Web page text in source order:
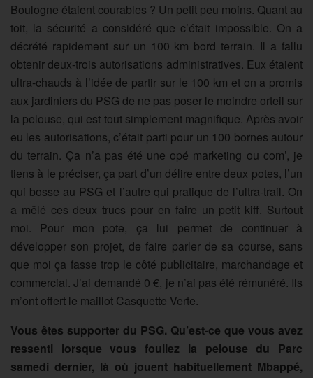
Boulogne étaient courables ? Un petit peu moins. Quant au
toit, la sécurité a considéré que c’était impossible. On a
décrété rapidement sur un 100 km bord terrain. Il a fallu
obtenir deux-trois autorisations administratives. Eux étaient
ultra-chauds à l’idée de partir sur le 100 km et on a promis
aux jardiniers du PSG de ne pas poser le moindre orteil sur
la pelouse, qui est tout simplement magnifique. Après avoir
eu les autorisations, c’était parti pour un 100 bornes autour
du terrain. Ça n’a pas été une opé marketing ou com’, je
tiens à le préciser, ça part d’un délire entre deux potes, l’un
qui bosse au PSG et l’autre qui pratique de l’ultra-trail. On
a mêlé ces deux trucs pour en faire un petit kiff. Surtout
moi. Pour mon pote, ça lui permet de continuer à
développer son projet, de faire parler de sa course, sans
que moi ça fasse trop le côté publicitaire, marchandage et
commercial. J’ai demandé 0 €, je n’ai pas été rémunéré. Ils
m’ont offert le maillot Casquette Verte.
Vous êtes supporter du PSG. Qu’est-ce que vous avez
ressenti lorsque vous fouliez la pelouse du Parc
samedi dernier, là où jouent habituellement Mbappé,